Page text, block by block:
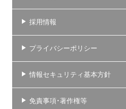
採用情報
プライバシーポリシー
情報セキュリティ基本方針
免責事項・著作権等